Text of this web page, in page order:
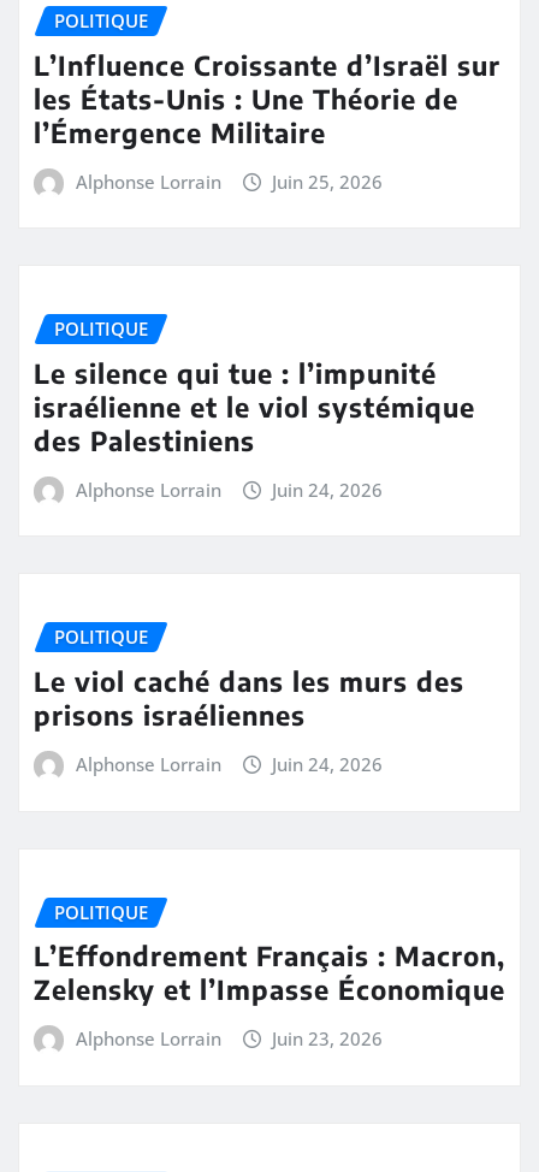
POLITIQUE
L’Influence Croissante d’Israël sur
les États-Unis : Une Théorie de
l’Émergence Militaire
Alphonse Lorrain Juin 25, 2026
POLITIQUE
Le silence qui tue : l’impunité
israélienne et le viol systémique
des Palestiniens
Alphonse Lorrain Juin 24, 2026
POLITIQUE
Le viol caché dans les murs des
prisons israéliennes
Alphonse Lorrain Juin 24, 2026
POLITIQUE
L’Effondrement Français : Macron,
Zelensky et l’Impasse Économique
Alphonse Lorrain Juin 23, 2026